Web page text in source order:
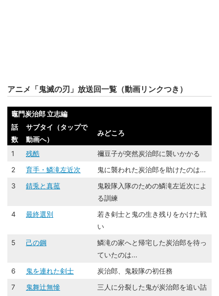
アニメ「鬼滅の刃」放送回一覧（動画リンクつき）
竈門炭治郎 立志編
話
数
サブタイ（タップで
動画へ）
みどころ
1 残酷
禰豆子が突然炭治郎に襲いかかる
2
育手・鱗滝左近次
鬼に襲われた炭治郎を助けたのは...
3
錆󠄀兎と真菰
鬼殺隊入隊のための鱗滝左近次によ
る訓練
4
最終選別
若き剣士と鬼の生き残りをかけた戦
い
5
己の鋼
鱗滝の家へと帰宅した炭治郎を待っ
ていたのは...
6
鬼を連れた剣士
炭治郎、鬼殺隊の初任務
7
鬼舞辻󠄀無慘
三人に分裂した鬼が炭治郎を追い詰